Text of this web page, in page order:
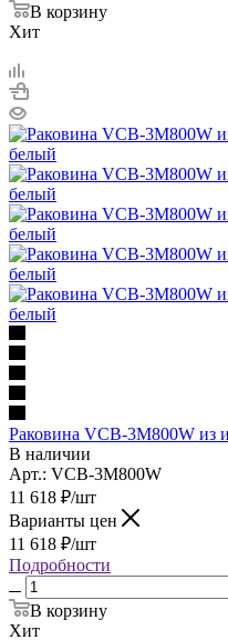
В корзину
Хит
Раковина VCB-3M800W из
В наличии
Арт.: VCB-3M800W
11 618 ₽/шт
Варианты цен
11 618 ₽/шт
Подробности
В корзину
Хит